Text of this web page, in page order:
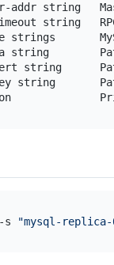
addr string
string
strings
string
string
string
s "mysql-replica-